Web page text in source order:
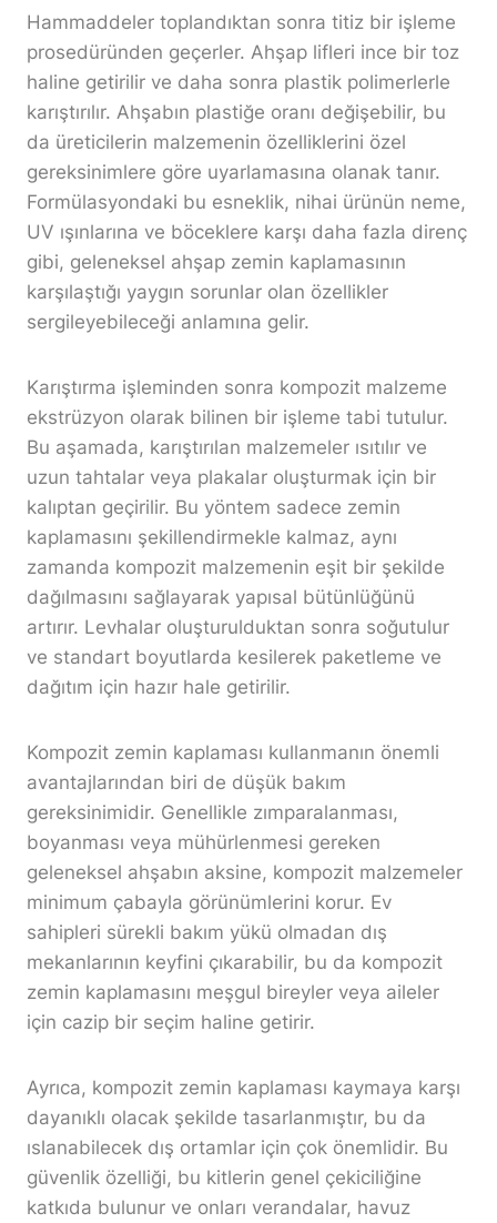
Hammaddeler toplandıktan sonra titiz bir işleme
prosedüründen geçerler. Ahşap lifleri ince bir toz
haline getirilir ve daha sonra plastik polimerlerle
karıştırılır. Ahşabın plastiğe oranı değişebilir, bu
da üreticilerin malzemenin özelliklerini özel
gereksinimlere göre uyarlamasına olanak tanır.
Formülasyondaki bu esneklik, nihai ürünün neme,
UV ışınlarına ve böceklere karşı daha fazla direnç
gibi, geleneksel ahşap zemin kaplamasının
karşılaştığı yaygın sorunlar olan özellikler
sergileyebileceği anlamına gelir.
Karıştırma işleminden sonra kompozit malzeme
ekstrüzyon olarak bilinen bir işleme tabi tutulur.
Bu aşamada, karıştırılan malzemeler ısıtılır ve
uzun tahtalar veya plakalar oluşturmak için bir
kalıptan geçirilir. Bu yöntem sadece zemin
kaplamasını şekillendirmekle kalmaz, aynı
zamanda kompozit malzemenin eşit bir şekilde
dağılmasını sağlayarak yapısal bütünlüğünü
artırır. Levhalar oluşturulduktan sonra soğutulur
ve standart boyutlarda kesilerek paketleme ve
dağıtım için hazır hale getirilir.
Kompozit zemin kaplaması kullanmanın önemli
avantajlarından biri de düşük bakım
gereksinimidir. Genellikle zımparalanması,
boyanması veya mühürlenmesi gereken
geleneksel ahşabın aksine, kompozit malzemeler
minimum çabayla görünümlerini korur. Ev
sahipleri sürekli bakım yükü olmadan dış
mekanlarının keyfini çıkarabilir, bu da kompozit
zemin kaplamasını meşgul bireyler veya aileler
için cazip bir seçim haline getirir.
Ayrıca, kompozit zemin kaplaması kaymaya karşı
dayanıklı olacak şekilde tasarlanmıştır, bu da
ıslanabilecek dış ortamlar için çok önemlidir. Bu
güvenlik özelliği, bu kitlerin genel çekiciliğine
katkıda bulunur ve onları verandalar, havuz